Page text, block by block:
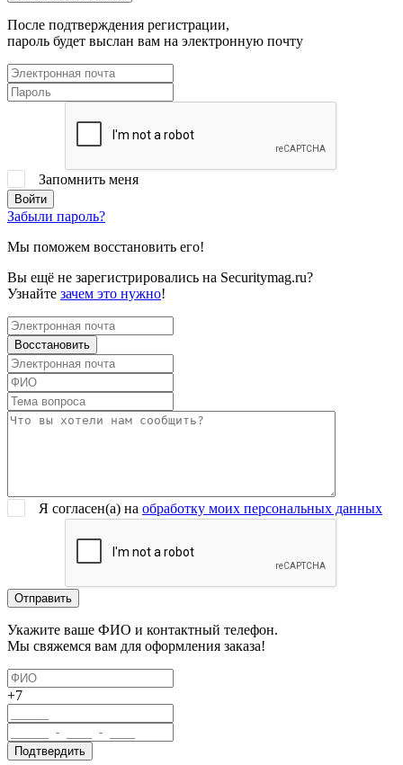
После подтверждения регистрации,
пароль будет выслан вам на электронную почту
Запомнить меня
Забыли пароль?
Мы поможем восстановить его!
Вы ещё не зарегистрировались на Securitymag.ru?
Узнайте зачем это нужно!
Я согласен(a) на обработку моих персональных данных
Укажите ваше ФИО и контактный телефон.
Мы свяжемся вам для оформления заказа!
+7